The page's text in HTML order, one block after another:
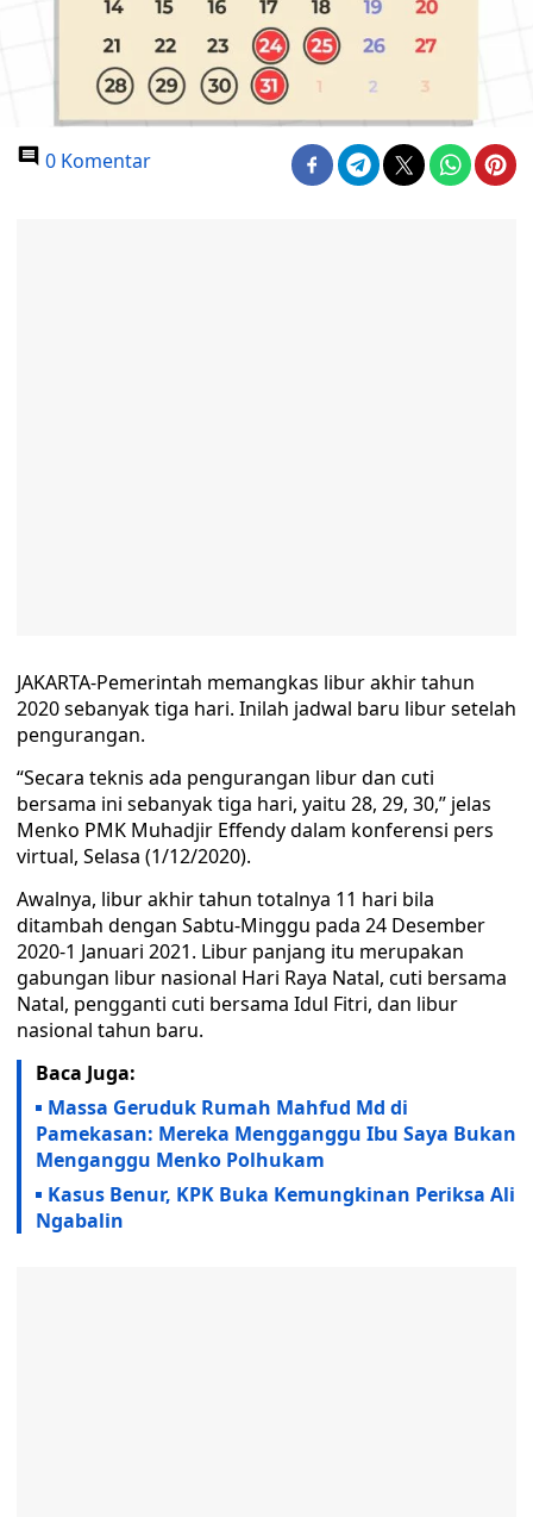
0 Komentar
JAKARTA-Pemerintah memangkas libur akhir tahun
2020 sebanyak tiga hari. Inilah jadwal baru libur setelah
pengurangan.
“Secara teknis ada pengurangan libur dan cuti
bersama ini sebanyak tiga hari, yaitu 28, 29, 30,” jelas
Menko PMK Muhadjir Effendy dalam konferensi pers
virtual, Selasa (1/12/2020).
Awalnya, libur akhir tahun totalnya 11 hari bila
ditambah dengan Sabtu-Minggu pada 24 Desember
2020-1 Januari 2021. Libur panjang itu merupakan
gabungan libur nasional Hari Raya Natal, cuti bersama
Natal, pengganti cuti bersama Idul Fitri, dan libur
nasional tahun baru.
Baca Juga:
Massa Geruduk Rumah Mahfud Md di
Pamekasan: Mereka Mengganggu Ibu Saya Bukan
Menganggu Menko Polhukam
Kasus Benur, KPK Buka Kemungkinan Periksa Ali
Ngabalin